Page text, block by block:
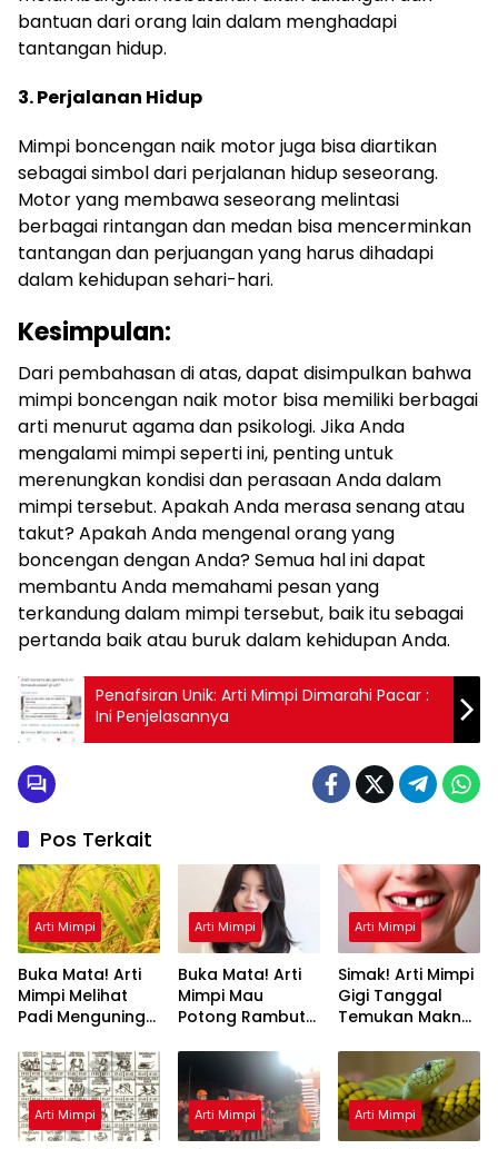
bantuan dari orang lain dalam menghadapi
tantangan hidup.
3. Perjalanan Hidup
Mimpi boncengan naik motor juga bisa diartikan
sebagai simbol dari perjalanan hidup seseorang.
Motor yang membawa seseorang melintasi
berbagai rintangan dan medan bisa mencerminkan
tantangan dan perjuangan yang harus dihadapi
dalam kehidupan sehari-hari.
Kesimpulan:
Dari pembahasan di atas, dapat disimpulkan bahwa
mimpi boncengan naik motor bisa memiliki berbagai
arti menurut agama dan psikologi. Jika Anda
mengalami mimpi seperti ini, penting untuk
merenungkan kondisi dan perasaan Anda dalam
mimpi tersebut. Apakah Anda merasa senang atau
takut? Apakah Anda mengenal orang yang
boncengan dengan Anda? Semua hal ini dapat
membantu Anda memahami pesan yang
terkandung dalam mimpi tersebut, baik itu sebagai
pertanda baik atau buruk dalam kehidupan Anda.
Penafsiran Unik: Arti Mimpi Dimarahi Pacar :
Ini Penjelasannya
Pos Terkait
Arti Mimpi
Buka Mata! Arti
Mimpi Melihat
Padi Menguning
Diketahui
Arti Mimpi
Buka Mata! Arti
Mimpi Mau
Potong Rambut
Ini Penjelasannya
Arti Mimpi
Simak! Arti Mimpi
Gigi Tanggal
Temukan Makna
Arti Mimpi Arti Mimpi Arti Mimpi